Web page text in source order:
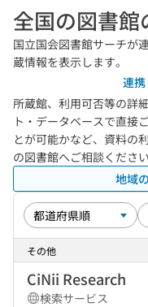
全国の図書館
国立国会図書館サーチが
蔵情報を表示します。
連
所蔵館、利用可否等の詳
ト・データベースで直接
とが可能かなど、資料の
の図書館へご相談くださ
地域
その他
CiNii Research
検索サービス